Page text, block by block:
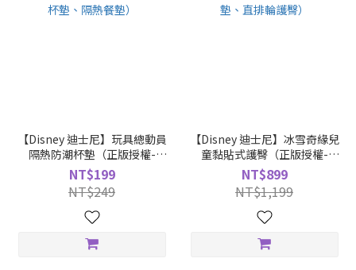
【Disney 迪士尼】玩具總動員
隔熱防潮杯墊（正版授權-
MESUCA麥斯卡／可愛杯墊、
軟質杯墊、隔熱餐墊）
NT$199
NT$249
【Disney 迪士尼】冰雪奇緣兒
童黏貼式護臀（正版授權-
MESUCA麥斯卡／防摔褲、護
臀墊、直排輪護臀）
NT$899
NT$1,199